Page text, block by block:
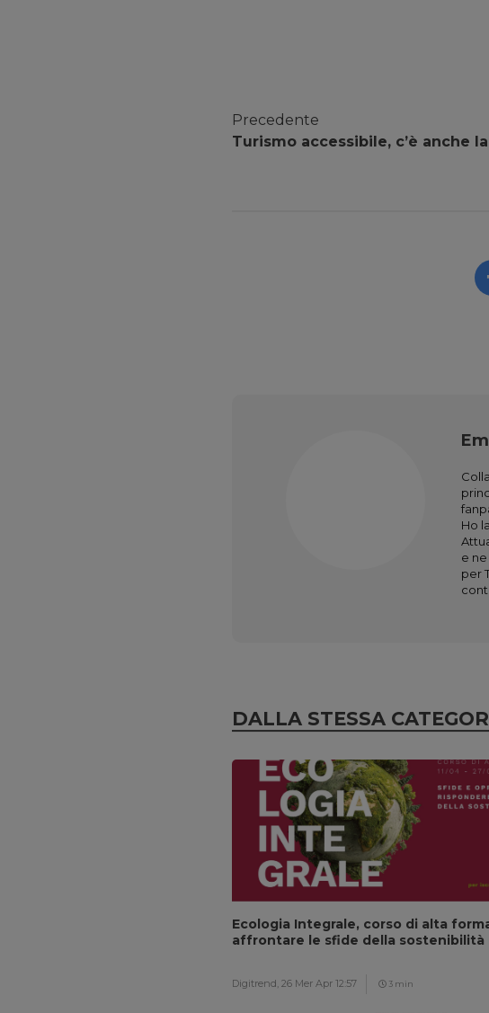
Precedente
Turismo accessibile, c’è anche
Ho
e
per
DALLA STESSA
Ecologia Integrale, corso di alta
affrontare le sfide della sostenibilità
Digitrend, 26 Mer Apr 12:57 3 min